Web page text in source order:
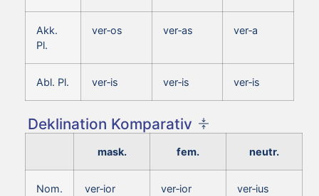
Akk.
Pl.
ver‑os ver‑as ver‑a
Abl. Pl. ver‑is ver‑is ver‑is
Deklination Komparativ
mask. fem. neutr.
Nom.
ver‑ior ver‑ior ver‑ius